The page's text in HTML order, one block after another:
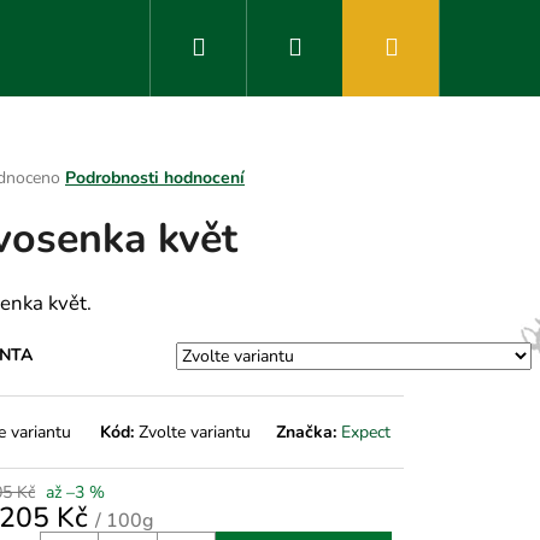
Hledat Přihlášení
Podrobnosti hodnocení
květ
květ.
variantu Kód: Zvolte variantu Značka: Expect
Kč až –3 %
205 Kč / 100g